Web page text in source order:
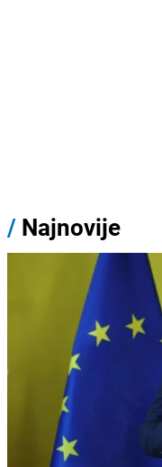
/ Najnovije